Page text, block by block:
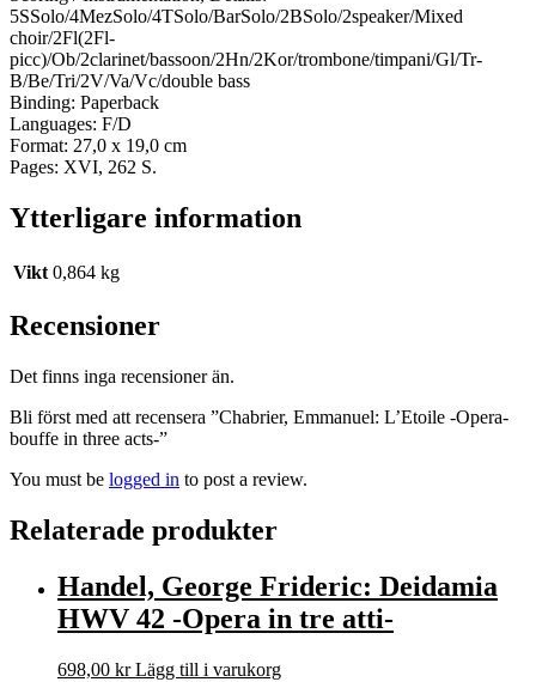
5SSolo/4MezSolo/4TSolo/BarSolo/2BSolo/2speaker/Mixed
choir/2Fl(2Fl-
picc)/Ob/2clarinet/bassoon/2Hn/2Kor/trombone/timpani/Gl/Tr-
B/Be/Tri/2V/Va/Vc/double bass
Binding: Paperback
Languages: F/D
Format: 27,0 x 19,0 cm
Pages: XVI, 262 S.
Ytterligare information
Vikt 0,864 kg
Recensioner
Det finns inga recensioner än.
Bli först med att recensera ”Chabrier, Emmanuel: L’Etoile -Opera-
bouffe in three acts-”
You must be logged in to post a review.
Relaterade produkter
Handel, George Frideric: Deidamia
HWV 42 -Opera in tre atti-
698,00 kr Lägg till i varukorg